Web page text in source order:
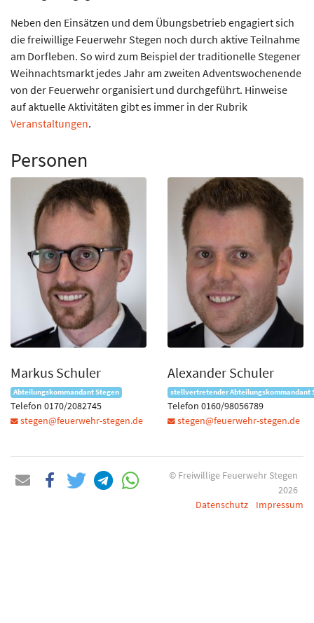
Neben den Einsätzen und dem Übungsbetrieb engagiert sich
die freiwillige Feuerwehr Stegen noch durch aktive Teilnahme
am Dorfleben. So wird zum Beispiel der traditionelle Stegener
Weihnachtsmarkt jedes Jahr am zweiten Adventswochenende
von der Feuerwehr organisiert und durchgeführt. Hinweise
auf aktuelle Aktivitäten gibt es immer in der Rubrik
Veranstaltungen.
Personen
Markus Schuler
Abteilungskommandant Stegen
Telefon 0170/2082745
stegen@feuerwehr-stegen.de
Alexander Schuler
stellvertretender Abteilungskommandant
Telefon 0160/98056789
stegen@feuerwehr-stegen.de
© Freiwillige Feuerwehr Stegen
2026
Datenschutz
Impressum